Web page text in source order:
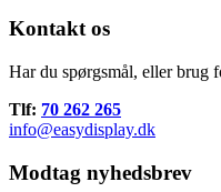
Kontakt os
Har du spørgsmål, eller brug
Tlf: 70 262 265
info@easydisplay.dk
Modtag nyhedsbrev